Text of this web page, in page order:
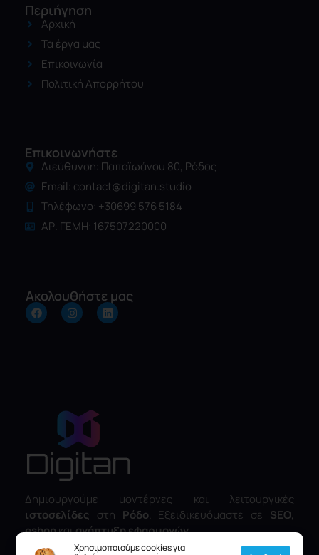
Δημιουργούμε μοντέρνες και λειτουργικές
ιστοσελίδες στη Ρόδο. Εξειδικευόμαστε σε SEO,
eshopκαιανάπτυξη εφαρμογών.
Περιήγηση
Αρχική
Τα έργα μας
Επικοινωνία
Πολιτική Απορρήτου
Επικοινωνήστε
Διεύθυνση: Παπαϊωάνου 80, Ρόδος
Email: contact@digitan.studio
Τηλέφωνο: +30699 576 5184
ΑΡ. ΓΕΜΗ: 167507220000
Ακολουθήστε μας
Χρησιμοποιούμε cookies για